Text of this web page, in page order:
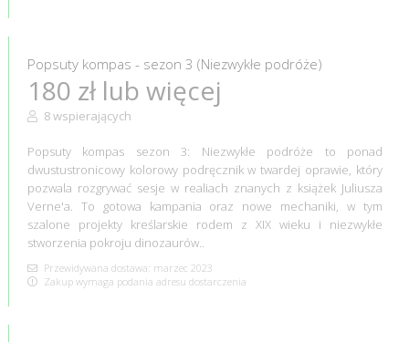
Popsuty kompas - sezon 3 (Niezwykłe podróże)
180 zł lub więcej
8 wspierających
Popsuty kompas sezon 3: Niezwykłe podróże to ponad
dwustustronicowy kolorowy podręcznik w twardej oprawie, który
pozwala rozgrywać sesje w realiach znanych z książek Juliusza
Verne'a. To gotowa kampania oraz nowe mechaniki, w tym
szalone projekty kreślarskie rodem z XIX wieku i niezwykłe
stworzenia pokroju dinozaurów..
Przewidywana dostawa: marzec 2023
Zakup wymaga podania adresu dostarczenia